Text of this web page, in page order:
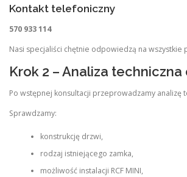
Kontakt telefoniczny
570 933 114
Nasi specjaliści chętnie odpowiedzą na wszystkie
Krok 2 – Analiza
Po wstępnej konsultacji przeprowadzamy analizę
Sprawdzamy:
konstrukcję drzwi,
rodzaj istniejącego zamka,
możliwość instalacji RCF MINI,